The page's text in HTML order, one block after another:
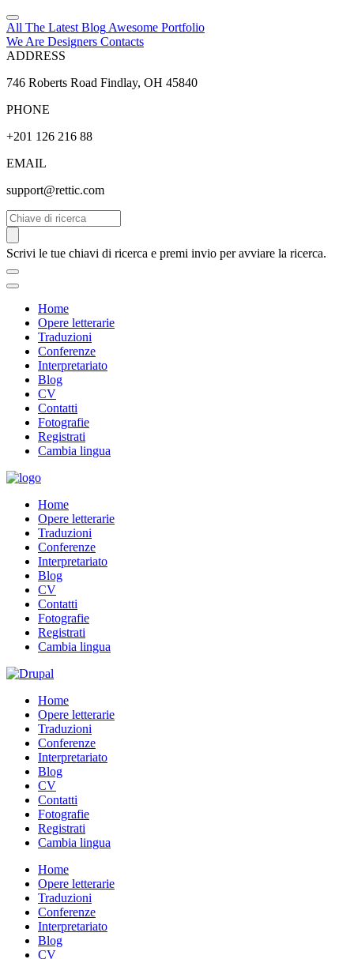
All The Latest Blog Awesome Portfolio
We Are Designers Contacts
ADDRESS
746 Roberts Road Findlay, OH 45840
PHONE
+201 126 216 88
EMAIL
support@rettic.com
Cerca
Scrivi le tue chiavi di ricerca e premi invio per avviare la ricerca.
Home
Opere letterarie
Traduzioni
Conferenze
Interpretariato
Blog
CV
Contatti
Fotografie
Registrati
Cambia lingua
Home
Opere letterarie
Traduzioni
Conferenze
Interpretariato
Blog
CV
Contatti
Fotografie
Registrati
Cambia lingua
Home
Opere letterarie
Traduzioni
Conferenze
Interpretariato
Blog
CV
Contatti
Fotografie
Registrati
Cambia lingua
Home
Opere letterarie
Traduzioni
Conferenze
Interpretariato
Blog
CV